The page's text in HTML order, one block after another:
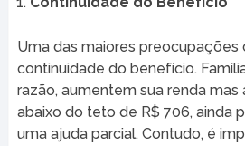
Uma das maiores preocupações
continuidade do benefício.
razão, aumentem sua renda
abaixo do teto de R$ 706, ainda
uma ajuda parcial. Contudo, é